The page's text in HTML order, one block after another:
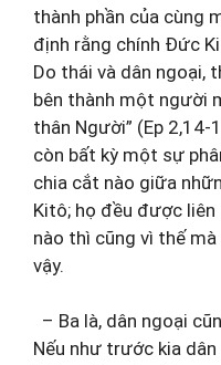
thành phần của cùng
định rằng chính Đức
Do thái và dân ngoại,
bên thành một người
thân Người” (Ep
còn bất kỳ một sự
chia cắt nào giữa
Kitô; họ đều được
nào thì cũng vì thế
vậy.
– Ba là, dân ngoại
Nếu như trước kia